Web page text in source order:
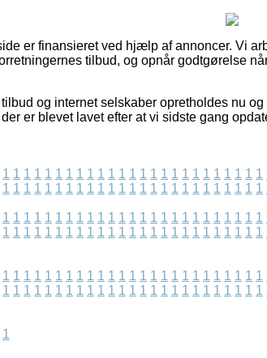
er finansieret ved hjælp af annoncer. Vi
tilbud, og opnår godtgørelse
og internet selskaber opretholdes nu
er blevet lavet efter at vi sidste gang
1 1 1 1 1 1 1 1 1 1 1 1 1 1 1 1 1 1 1 1 1 1 1 1 1
1 1 1 1 1 1 1 1 1 1 1 1 1 1 1 1 1 1 1 1 1 1 1 1 1
1 1 1 1 1 1 1 1 1 1 1 1 1 1 1 1 1 1 1 1 1 1 1 1 1
1 1 1 1 1 1 1 1 1 1 1 1 1 1 1 1 1 1 1 1 1 1 1 1 1
1 1 1 1 1 1 1 1 1 1 1 1 1 1 1 1 1 1 1 1 1 1 1 1 1
1 1 1 1 1 1 1 1 1 1 1 1 1 1 1 1 1 1 1 1 1 1 1 1 1
1